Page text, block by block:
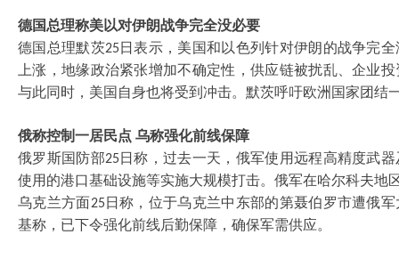
德国总理称美以对伊朗战争完全没必要
德国总理默茨25日表示，美国和以色列针对伊朗的战争完
上涨，地缘政治紧张增加不确定性，供应链被扰乱、企业
与此同时，美国自身也将受到冲击。默茨呼吁欧洲国家团结
俄称控制一居民点 乌称强化前线保障
俄罗斯国防部25日称，过去一天，俄军使用远程高精度武
使用的港口基础设施等实施大规模打击。俄军在哈尔科夫地
乌克兰方面25日称，位于乌克兰中东部的第聂伯罗市遭俄
基称，已下令强化前线后勤保障，确保军需供应。